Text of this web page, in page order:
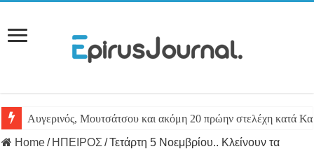
Αυγερινός, Μουτσάτσου και ακόμη 20 πρώην στελέχη κατά
Home/ ΗΠΕΙΡΟΣ /Τετάρτη 5 Νοεμβρίου.. Κλείνουν τα